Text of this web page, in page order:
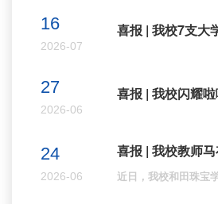
16
2026-07
27
2026-06
24
2026-06